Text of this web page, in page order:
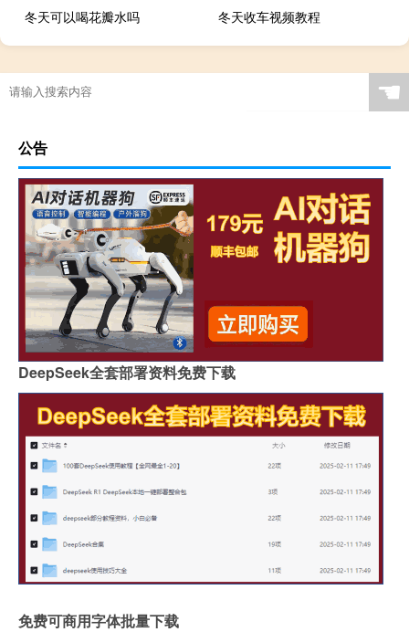
冬天可以喝花瓣水吗 冬天收车视频教程
☚
公告
DeepSeek全套部署资料免费下载
免费可商用字体批量下载